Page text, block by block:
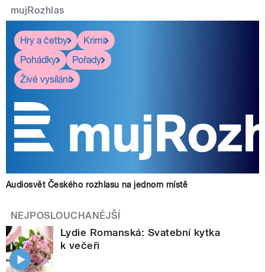
mujRozhlas
Hry a četby
Krimi
Pohádky
Pořady
Živé vysílání
Audiosvět Českého rozhlasu na jednom místě
NEJPOSLOUCHANĚJŠÍ
Lydie Romanská: Svatební kytka
k večeři